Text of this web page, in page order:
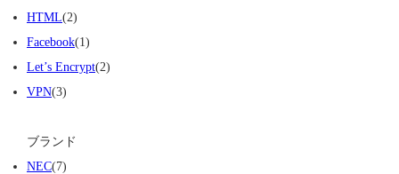
HTML(2)
Facebook(1)
Let’s Encrypt(2)
VPN(3)
ブランド
NEC(7)